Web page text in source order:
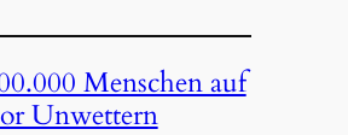
Menschen auf
Unwettern